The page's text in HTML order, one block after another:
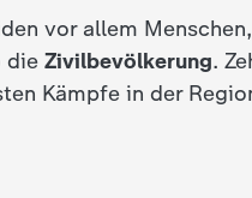
vor allem
die Zivilbevölkerung.
Kämpfe in der